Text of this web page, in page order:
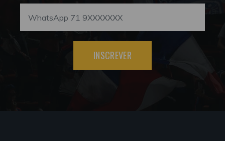
INSCREVER